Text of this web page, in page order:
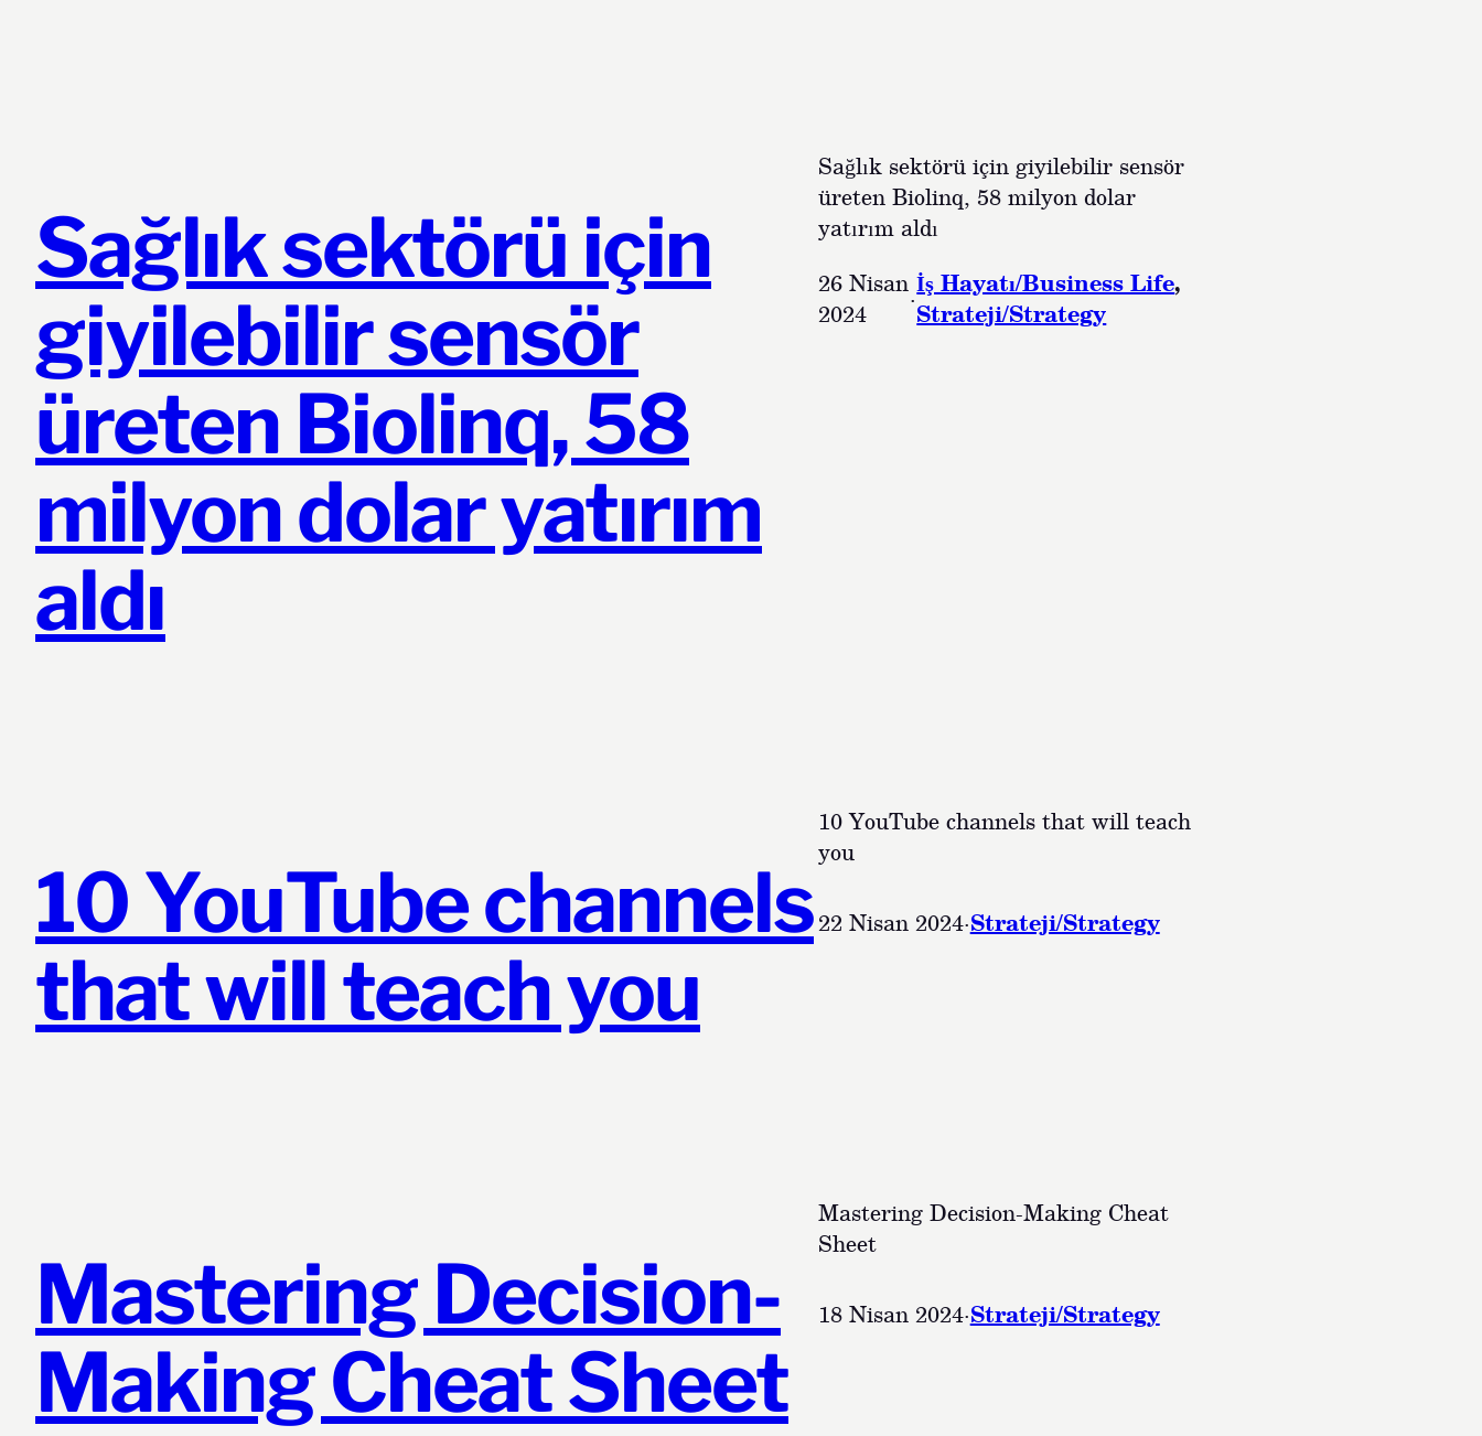
Sağlık sektörü için
giyilebilir sensör
üreten Biolinq, 58
milyon dolar yatırım
aldı
Sağlık sektörü için giyilebilir sensör
üreten Biolinq, 58 milyon dolar
yatırım aldı
26 Nisan
2024
·İş Hayatı/Business Life
Strateji/Strategy
10 YouTube channels
that will teach you
10 YouTube channels that will teach
you
22 Nisan 2024·Strateji/Strategy
Mastering Decision-
Making Cheat Sheet
Mastering Decision-Making Cheat
Sheet
18 Nisan 2024·Strateji/Strategy